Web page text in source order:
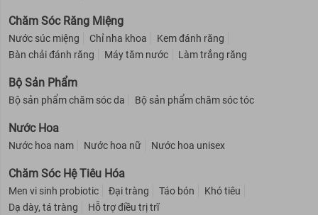
Chăm Sóc Răng Miệng
Nước súc miệng Chỉ nha khoa
Kem đánh răng
Bàn chải đánh răng
Máy tăm nước Làm trắng răng
Bộ Sản Phẩm
Bộ sản phẩm chăm sóc da Bộ sản phẩm chăm sóc tóc
Nước Hoa
Nước hoa nam Nước hoa nữ Nước hoa unisex
Chăm Sóc Hệ Tiêu Hóa
Men vi sinh probiotic Đại tràng Táo bón
Khó tiêu
Dạ dày, tá tràng
Hỗ trợ điều trị trĩ